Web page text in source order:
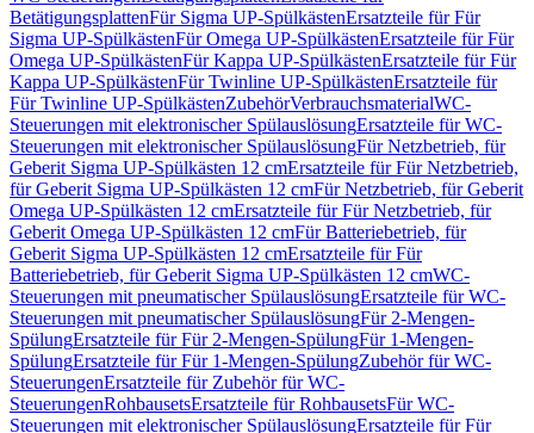
BetätigungsplattenFür Sigma UP-SpülkästenErsatzteile für Für
Sigma UP-SpülkästenFür Omega UP-SpülkästenErsatzteile für Für
Omega UP-SpülkästenFür Kappa UP-SpülkästenErsatzteile für Für
Kappa UP-SpülkästenFür Twinline UP-SpülkästenErsatzteile für
Für Twinline UP-SpülkästenZubehörVerbrauchsmaterialWC-
Steuerungen mit elektronischer SpülauslösungErsatzteile für WC-
Steuerungen mit elektronischer SpülauslösungFür Netzbetrieb, für
Geberit Sigma UP-Spülkästen 12 cmErsatzteile für Für Netzbetrieb,
für Geberit Sigma UP-Spülkästen 12 cmFür Netzbetrieb, für Geberit
Omega UP-Spülkästen 12 cmErsatzteile für Für Netzbetrieb, für
Geberit Omega UP-Spülkästen 12 cmFür Batteriebetrieb, für
Geberit Sigma UP-Spülkästen 12 cmErsatzteile für Für
Batteriebetrieb, für Geberit Sigma UP-Spülkästen 12 cmWC-
Steuerungen mit pneumatischer SpülauslösungErsatzteile für WC-
Steuerungen mit pneumatischer SpülauslösungFür 2-Mengen-
SpülungErsatzteile für Für 2-Mengen-SpülungFür 1-Mengen-
SpülungErsatzteile für Für 1-Mengen-SpülungZubehör für WC-
SteuerungenErsatzteile für Zubehör für WC-
SteuerungenRohbausetsErsatzteile für RohbausetsFür WC-
Steuerungen mit elektronischer SpülauslösungErsatzteile für Für